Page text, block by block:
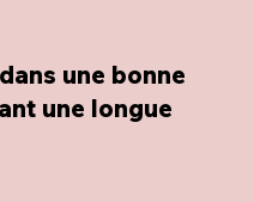
une bonne
une longue